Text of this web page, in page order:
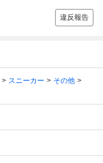
違反報告
スニーカー
その他